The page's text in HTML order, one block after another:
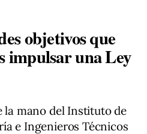
objetivos que
impulsar una Ley
la mano del Instituto de
e Ingenieros Técnicos